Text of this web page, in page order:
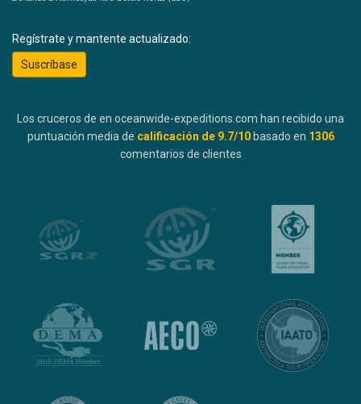
Regístrate y mantente actualizado:
Suscríbase
Los cruceros de en oceanwide-expeditions.com han recibido una
puntuación media de calificación de 9.7/10 basado en 1306
comentarios de clientes